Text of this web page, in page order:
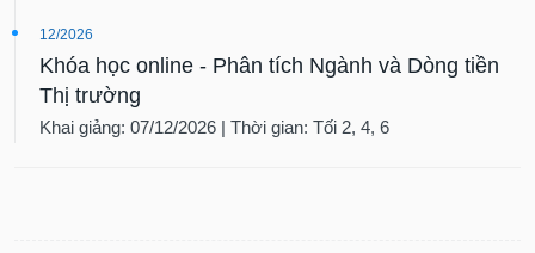
12/2026
Khóa học online - Phân tích Ngành và Dòng tiền
Thị trường
Khai giảng: 07/12/2026 | Thời gian: Tối 2, 4, 6